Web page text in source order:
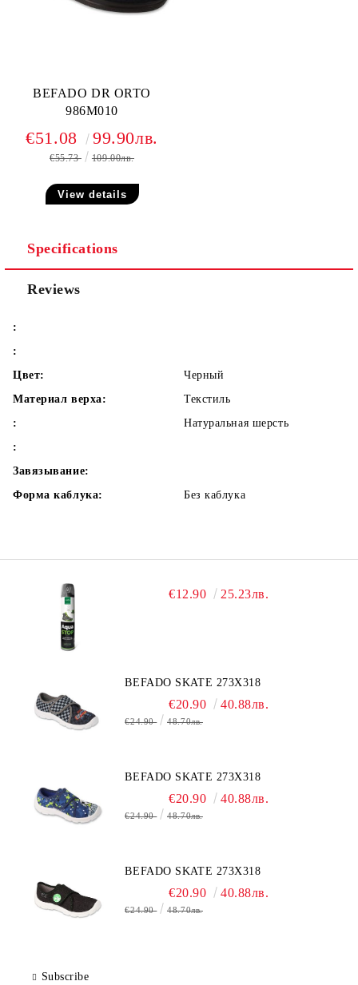
BEFADO DR ORTO
986M010
€51.08 99.90лв.
€55.73 109.00лв.
View details
Specifications
Reviews
:
:
Цвет:
Черный
Материал верха:
Текстиль
:
Натуральная шерсть
:
Завязывание:
Форма каблука:
Без каблука
€12.90 25.23лв.
BEFADO SKATE 273X318
€20.90 40.88лв.
€24.90 48.70лв.
BEFADO SKATE 273X318
€20.90 40.88лв.
€24.90 48.70лв.
BEFADO SKATE 273X318
€20.90 40.88лв.
€24.90 48.70лв.
Subscribe